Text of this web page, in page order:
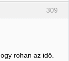
309
rohan az idő.